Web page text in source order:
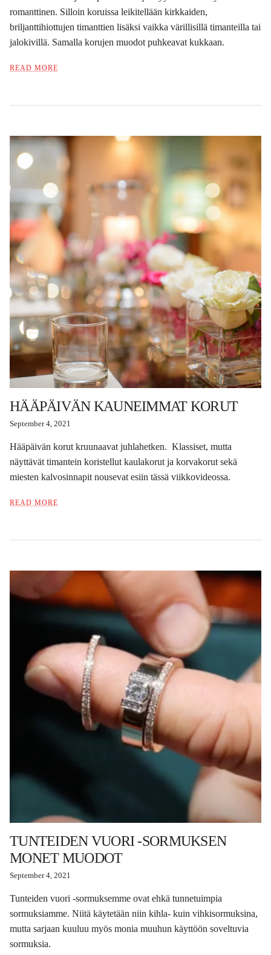
romanttinen. Silloin koruissa leikitellään kirkkaiden,
briljanttihiottujen timanttien lisäksi vaikka värillisillä timanteilla tai
jalokivillä. Samalla korujen muodot puhkeavat kukkaan.
READ MORE
HÄÄPÄIVÄN KAUNEIMMAT KORUT
September 4, 2021
Hääpäivän korut kruunaavat juhlahetken. Klassiset, mutta
näyttävät timantein koristellut kaulakorut ja korvakorut sekä
miesten kalvosinnapit nousevat esiin tässä viikkovideossa.
READ MORE
TUNTEIDEN VUORI -SORMUKSEN
MONET MUODOT
September 4, 2021
Tunteiden vuori -sormuksemme ovat ehkä tunnetuimpia
sormuksiamme. Niitä käytetään niin kihla- kuin vihkisormuksina,
mutta sarjaan kuuluu myös monia muuhun käyttöön soveltuvia
sormuksia.